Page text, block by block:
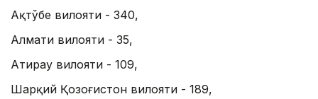
Ақтўбе вилояти - 340,
Алмати вилояти - 35,
Атирау вилояти - 109,
Шарқий Қозоғистон вилояти - 189,